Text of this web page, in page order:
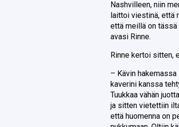
Nashvilleen, niin
laittoi viestinä, että
että meillä on
avasi Rinne.
Rinne kertoi sitten,
– Kävin
kaverini kanssa
Tuukkaa vähän
ja sitten vietettiin
että huomenna on